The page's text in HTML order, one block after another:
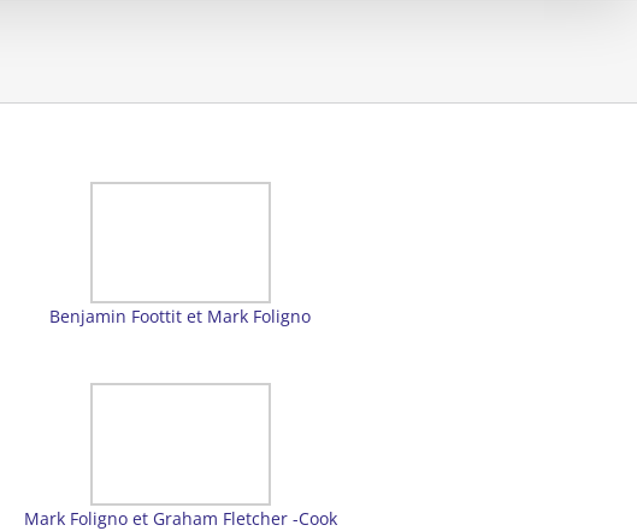
Benjamin Foottit et Mark Foligno
Mark Foligno et Graham Fletcher -Cook